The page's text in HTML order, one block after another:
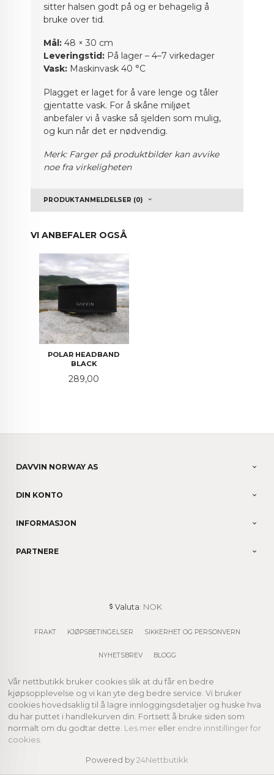
sitter halsen godt på og er behagelig å
bruke over tid.
Mål: 48 × 30 cm
Leveringstid: På lager – 4–7 virkedager
Vask: Maskinvask 40 °C
Plagget er laget for å vare lenge og tåler
gjentatte vask. For å skåne miljøet
anbefaler vi å vaske så sjelden som mulig,
og kun når det er nødvendig.
Merk: Farger på produktbilder kan avvike
noe fra virkeligheten
PRODUKTANMELDELSER (0)
VI ANBEFALER OGSÅ
POLAR HEADBAND
BLACK
Pris
289,00
DAVVIN NORWAY AS
DIN KONTO
INFORMASJON
PARTNERE
Valuta: NOK
FRAKT KJØPSBETINGELSER SIKKERHET OG PERSONVERN
NYHETSBREV BLOGG
Vår nettbutikk bruker cookies slik at du får en bedre
kjøpsopplevelse og vi kan yte deg bedre service. Vi bruker
cookies hovedsaklig til å lagre innloggingsdetaljer og huske hva
du har puttet i handlekurven din. Fortsett å bruke siden som
normalt om du godtar dette. Les mer eller endre innstillinger for
cookies.
Powered by24Nettbutikk